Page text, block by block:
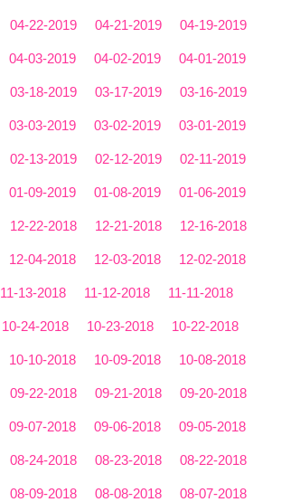
04-22-2019 04-21-2019 04-19-2019
04-03-2019 04-02-2019 04-01-2019
03-18-2019 03-17-2019 03-16-2019
03-03-2019 03-02-2019 03-01-2019
02-13-2019 02-12-2019 02-11-2019
01-09-2019 01-08-2019 01-06-2019
12-22-2018 12-21-2018 12-16-2018
12-04-2018 12-03-2018 12-02-2018
11-13-2018 11-12-2018 11-11-2018
10-24-2018 10-23-2018 10-22-2018
10-10-2018 10-09-2018 10-08-2018
09-22-2018 09-21-2018 09-20-2018
09-07-2018 09-06-2018 09-05-2018
08-24-2018 08-23-2018 08-22-2018
08-09-2018 08-08-2018 08-07-2018